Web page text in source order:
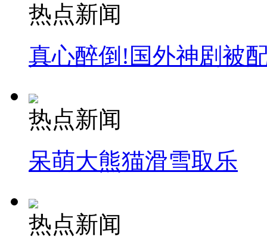
热点新闻
真心醉倒!国外神剧被
热点新闻
呆萌大熊猫滑雪取乐
热点新闻